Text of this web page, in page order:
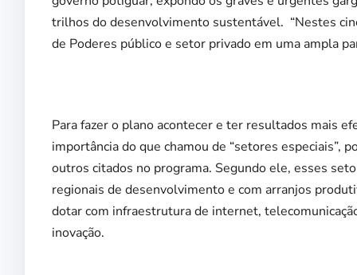
trilhos do desenvolvimento sustentável. “Nestes
de Poderes público e setor privado em uma ampla
Para fazer o plano acontecer e ter resultados mais
importância do que chamou de “setores
outros citados no programa. Segundo ele, esses
regionais de desenvolvimento e com arranjos
dotar com infraestrutura de internet,
inovação.